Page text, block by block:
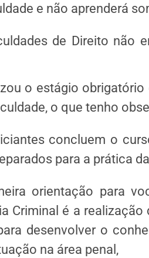
e não aprenderá
de Direito não
o estágio
o que tenho
concluem o
para a prática
orientação para
Criminal é a realização
desenvolver o
na área penal,